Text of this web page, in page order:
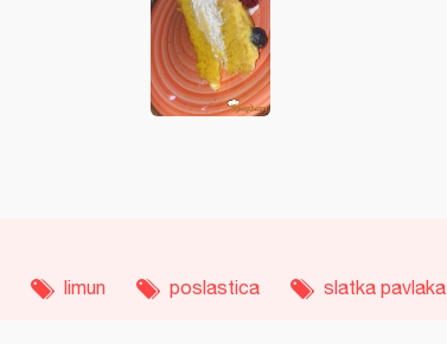
limun poslastica slatka pavlaka